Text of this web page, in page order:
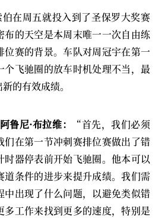
在周五就投入到了圣保罗大奖赛
布的天空是本周末唯一一次自由练
位赛的背景。车队对周冠宇在第一
个飞驰圈的放车时机处理不当，最
的有效成绩。
鲁尼·布拉维：
“首先，我们必须
们在第一节冲刺赛排位赛做出了错
时器停表前开始飞驰圈。他本可以
道条件的进步来提升成绩。我们需
中出现了什么问题，以避免类似错
多工作来找到更多的速度，特别是